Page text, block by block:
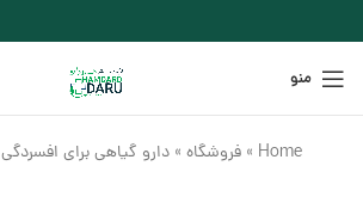
منو
Home
» فروشگاه » دارو گیاهی برای افسردگی